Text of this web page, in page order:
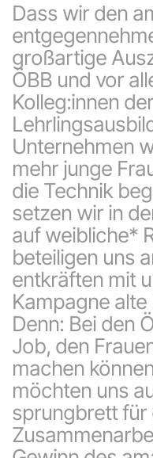
Dass wir den
großartige
ÖBB und vor
Kolleg:innen der
Unternehmen
mehr junge
die Technik
setzen wir in
auf weibliche*
beteiligen uns
entkräften mit
Kampagne alte
Denn: Bei den
Job, den
machen
möchten uns
sprungbrett für